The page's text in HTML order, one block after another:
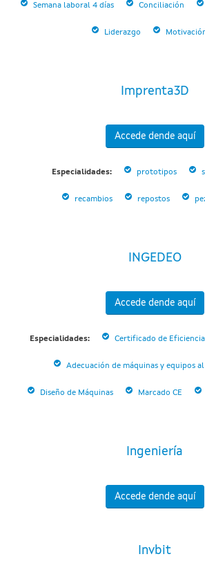
Semana laboral 4 días Conciliación
Liderazgo
Imprenta3D
Accede dende aquí
Especialidades: prototipos
recambios repostos
INGEDEO
Accede dende aquí
Especialidades: Certificado de
Adecuación de máquinas y equipos al
Diseño de Máquinas Marcado CE
Ingeniería
Accede dende aquí
Invbit